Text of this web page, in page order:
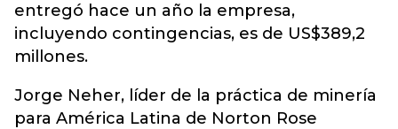
entregó hace un año la empresa,
incluyendo contingencias, es de US$389,2
millones.
Jorge Neher, líder de la práctica de minería
para América Latina de Norton Rose